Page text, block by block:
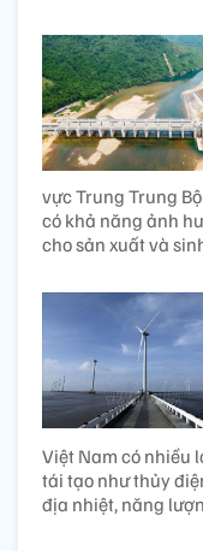
vực Trung Trung
có khả năng ảnh
cho sản xuất và
Việt Nam có nhiều
tái tạo như thủy
địa nhiệt, năng